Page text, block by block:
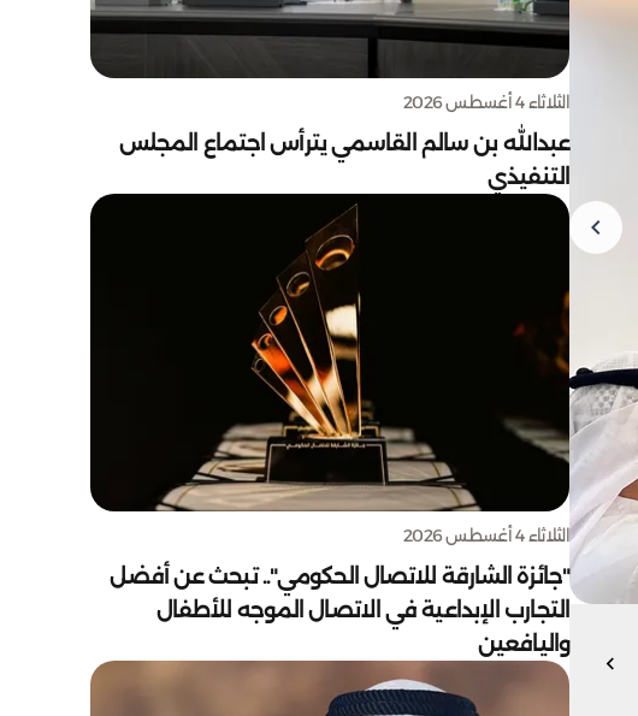
الثلاثاء 4 أغسطس 2026
عبدالله بن سالم القاسمي يترأس اجتماع المجلس
التنفيذي
الثلاثاء 4 أغسطس 2026
"جائزة الشارقة للاتصال الحكومي".. تبحث عن أفضل
التجارب الإبداعية في الاتصال الموجه للأطفال
واليافعين